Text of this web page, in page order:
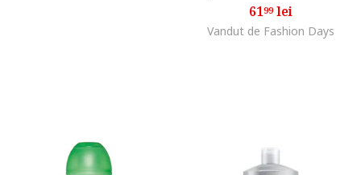
6199lei
Vandut de Fashion Days